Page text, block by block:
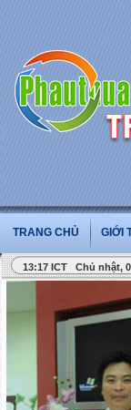
TRANG CHỦ GIỚI
13:17 ICT Chủ nhật,